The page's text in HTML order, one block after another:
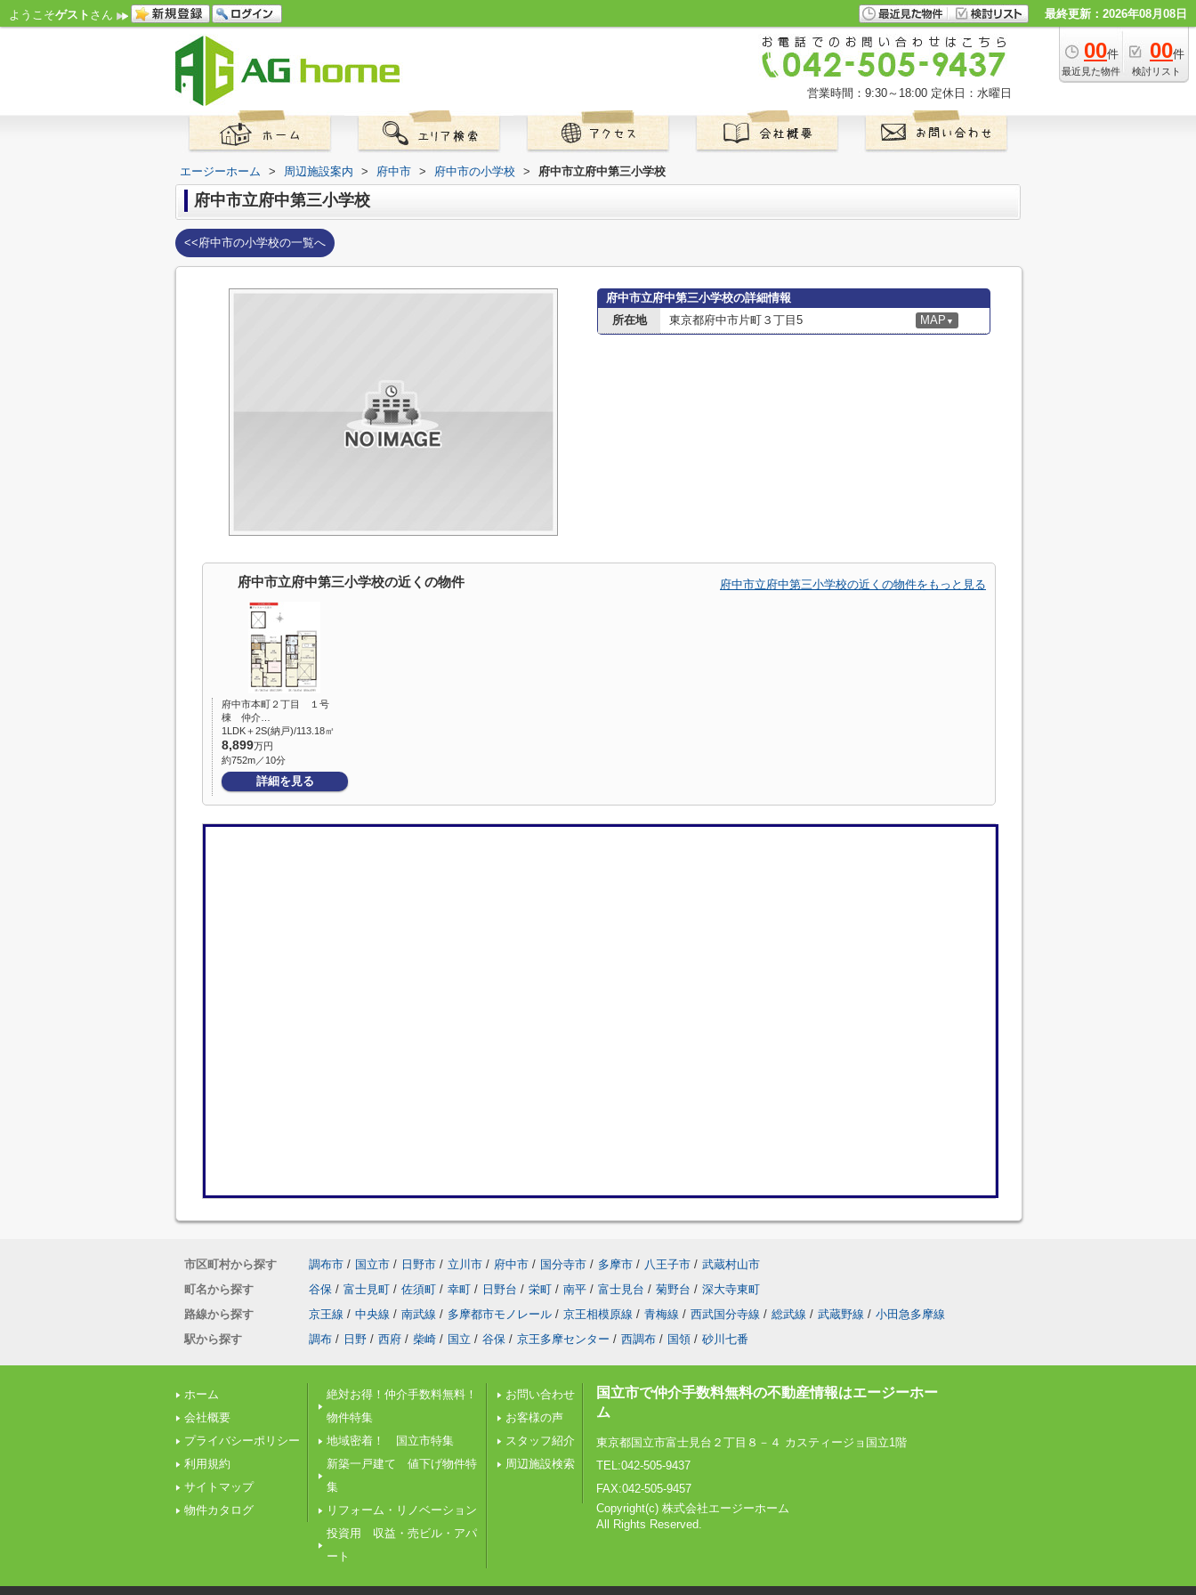
ようこそゲスト さん 最終更新：2026年08月08日
00件
最近見た物件
00件
検討リスト
営業時間：9:30～18:00 定休日：水曜日
エージーホーム > 周辺施設案内 > 府中市 > 府中市の小学校 > 府中市立府中第三小学校
府中市立府中第三小学校
<<府中市の小学校の一覧へ
府中市立府中第三小学校の詳細情報
所在地
東京都府中市片町３丁目5 MAP ▼
府中市立府中第三小学校の近くの物件 府中市立府中第三小学校の近くの物件をもっと見る
府中市本町２丁目 １号
棟 仲介…
1LDK＋2S(納戸)/113.18㎡
8,899万円
約752m／10分
詳細を見る
市区町村から探す 調布市 / 国立市 / 日野市 / 立川市 / 府中市 / 国分寺市 / 多摩市 / 八王子市 / 武蔵村山市
町名から探す
谷保 / 富士見町 / 佐須町 / 幸町 / 日野台 / 栄町 / 南平 / 富士見台 / 菊野台 / 深大寺東町
路線から探す
京王線 / 中央線 / 南武線 / 多摩都市モノレール / 京王相模原線 / 青梅線 / 西武国分寺線 / 総武線 / 武蔵野線 / 小田急多摩線
駅から探す
調布 / 日野 / 西府 / 柴崎 / 国立 / 谷保 / 京王多摩センター / 西調布 / 国領 / 砂川七番
ホーム
会社概要
プライバシーポリシー
利用規約
サイトマップ
物件カタログ
絶対お得！仲介手数料無料！
物件特集
地域密着！ 国立市特集
新築一戸建て 値下げ物件特
集
リフォーム・リノベーション
投資用 収益・売ビル・アパ
ート
お問い合わせ
お客様の声
スタッフ紹介
周辺施設検索
国立市で仲介手数料無料の不動産情報はエージーホー
ム
東京都国立市富士見台２丁目８－４ カスティージョ国立1階
TEL:042-505-9437
FAX:042-505-9457
Copyright(c) 株式会社エージーホーム
All Rights Reserved.